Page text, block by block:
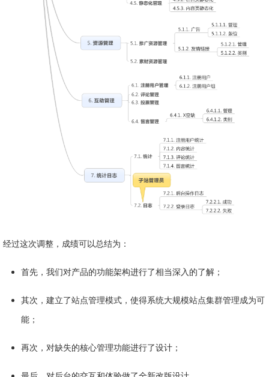
经过这次调整，成绩可以总结为：
首先，我们对产品的功能架构进行了相当深入的了解；
其次，建立了站点管理模式，使得系统大规模站点集群管理成为可
能；
再次，对缺失的核心管理功能进行了设计；